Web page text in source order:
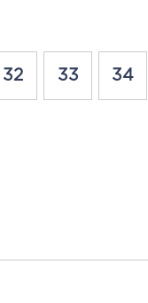
32 33 34